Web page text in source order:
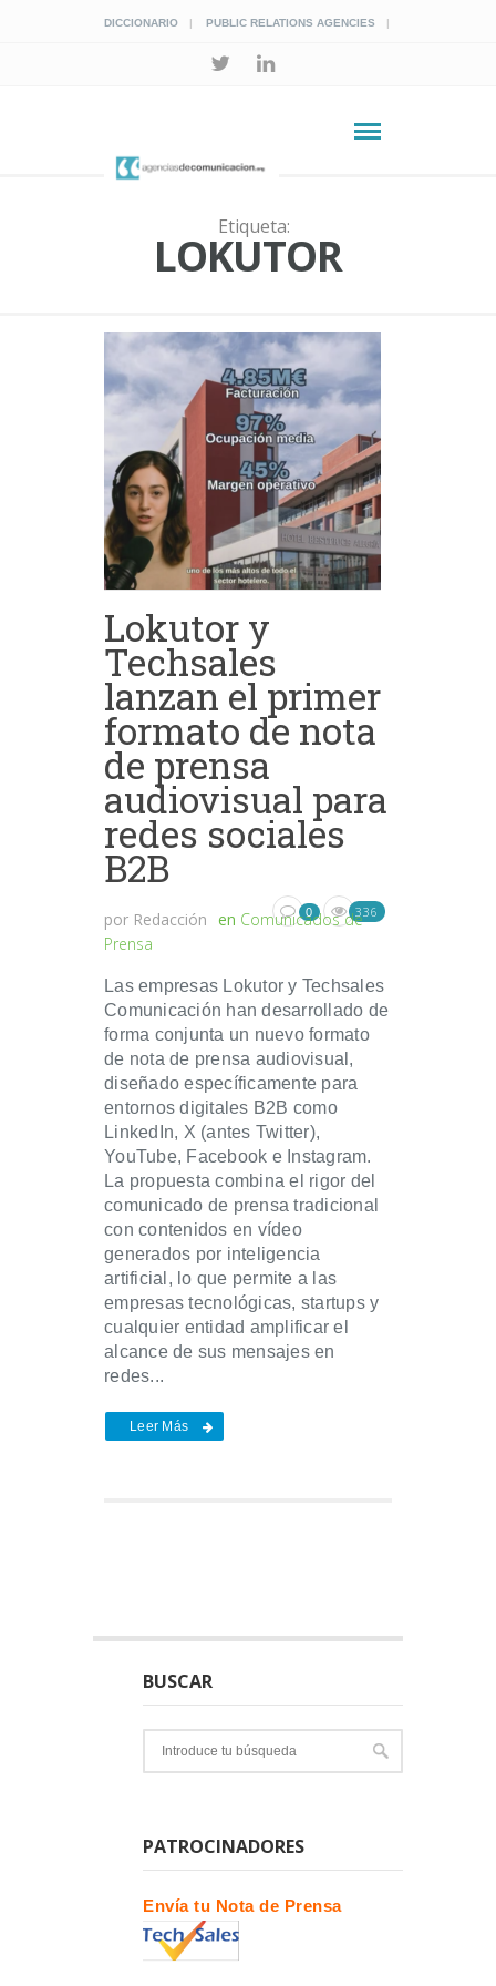
DICCIONARIO PUBLIC RELATIONS AGENCIES
Etiqueta:
LOKUTOR
Lokutor y
Techsales
lanzan el primer
formato de nota
de prensa
audiovisual para
redes sociales
B2B
por Redacción en Comunicados de
Prensa
0 336
Las empresas Lokutor y Techsales
Comunicación han desarrollado de
forma conjunta un nuevo formato
de nota de prensa audiovisual,
diseñado específicamente para
entornos digitales B2B como
LinkedIn, X (antes Twitter),
YouTube, Facebook e Instagram.
La propuesta combina el rigor del
comunicado de prensa tradicional
con contenidos en vídeo
generados por inteligencia
artificial, lo que permite a las
empresas tecnológicas, startups y
cualquier entidad amplificar el
alcance de sus mensajes en
redes...
Leer Más
BUSCAR
PATROCINADORES
Envía tu Nota de Prensa